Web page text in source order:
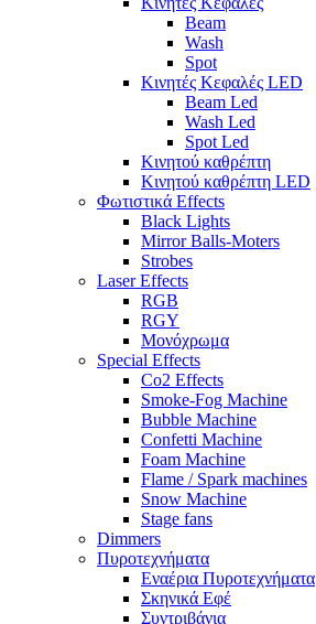
Beam
Wash
Spot
Κινητές Κεφαλές LED
Beam Led
Wash Led
Spot Led
Κινητού καθρέπτη
Κινητού καθρέπτη LED
Φωτιστικά Effects
Black Lights
Mirror Balls-Moters
Strobes
Laser Effects
RGB
RGY
Μονόχρωμα
Special Effects
Co2 Effects
Smoke-Fog Machine
Bubble Machine
Confetti Machine
Foam Machine
Flame / Spark machines
Snow Machine
Stage fans
Dimmers
Πυροτεχνήματα
Εναέρια Πυροτεχνήματα
Σκηνικά Εφέ
Συντριβάνια